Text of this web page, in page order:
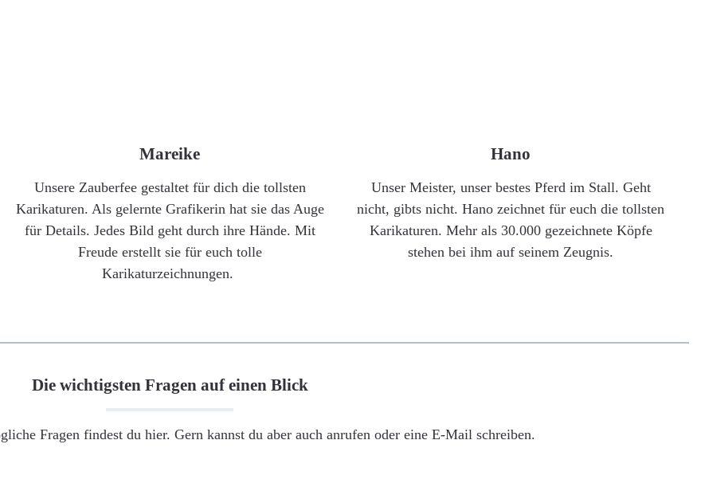
Mareike
Unsere Zauberfee gestaltet für dich die tollsten
Karikaturen. Als gelernte Grafikerin hat sie das Auge
für Details. Jedes Bild geht durch ihre Hände. Mit
Freude erstellt sie für euch tolle
Karikaturzeichnungen.
Hano
Unser Meister, unser bestes Pferd im Stall. Geht
nicht, gibts nicht. Hano zeichnet für euch die tollsten
Karikaturen. Mehr als 30.000 gezeichnete Köpfe
stehen bei ihm auf seinem Zeugnis.
Die wichtigsten Fragen auf einen Blick
Fragen findest du hier. Gern kannst du aber auch anrufen oder eine E-Mail schreiben.